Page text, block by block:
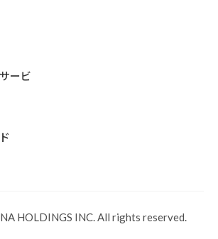
ービ
HOLDINGS INC. All rights reserved.